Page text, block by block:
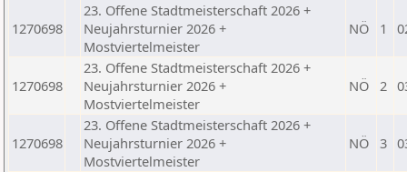
1270698
23. Offene Stadtmeisterschaft 2026 +
Neujahrsturnier 2026 +
Mostviertelmeister
NÖ 1
1270698
23. Offene Stadtmeisterschaft 2026 +
Neujahrsturnier 2026 +
Mostviertelmeister
NÖ 2
1270698
23. Offene Stadtmeisterschaft 2026 +
Neujahrsturnier 2026 +
Mostviertelmeister
NÖ 3